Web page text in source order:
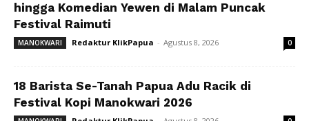
hingga Komedian Yewen di Malam Puncak
Festival Raimuti
MANOKWARI Redaktur KlikPapua - Agustus 8, 2026 0
18 Barista Se-Tanah Papua Adu Racik di
Festival Kopi Manokwari 2026